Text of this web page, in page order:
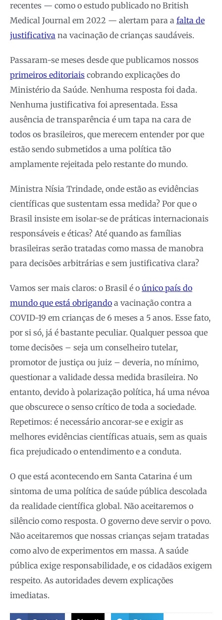
recentes — como o estudo publicado no British
Medical Journal em 2022 — alertam para a falta de
justificativa na vacinação de crianças saudáveis.
Passaram-se meses desde que publicamos nossos
primeiros editoriais cobrando explicações do
Ministério da Saúde. Nenhuma resposta foi dada.
Nenhuma justificativa foi apresentada. Essa
ausência de transparência é um tapa na cara de
todos os brasileiros, que merecem entender por que
estão sendo submetidos a uma política tão
amplamente rejeitada pelo restante do mundo.
Ministra Nísia Trindade, onde estão as evidências
científicas que sustentam essa medida? Por que o
Brasil insiste em isolar-se de práticas internacionais
responsáveis e éticas? Até quando as famílias
brasileiras serão tratadas como massa de manobra
para decisões arbitrárias e sem justificativa clara?
Vamos ser mais claros: o Brasil é o único país do
mundo que está obrigando a vacinação contra a
COVID-19 em crianças de 6 meses a 5 anos. Esse fato,
por si só, já é bastante peculiar. Qualquer pessoa que
tome decisões – seja um conselheiro tutelar,
promotor de justiça ou juiz – deveria, no mínimo,
questionar a validade dessa medida brasileira. No
entanto, devido à polarização política, há uma névoa
que obscurece o senso crítico de toda a sociedade.
Repetimos: é necessário ancorar-se e exigir as
melhores evidências científicas atuais, sem as quais
fica prejudicado o entendimento e a conduta.
O que está acontecendo em Santa Catarina é um
sintoma de uma política de saúde pública descolada
da realidade científica global. Não aceitaremos o
silêncio como resposta. O governo deve servir o povo.
Não aceitaremos que nossas crianças sejam tratadas
como alvo de experimentos em massa. A saúde
pública exige responsabilidade, e os cidadãos exigem
respeito. As autoridades devem explicações
imediatas.